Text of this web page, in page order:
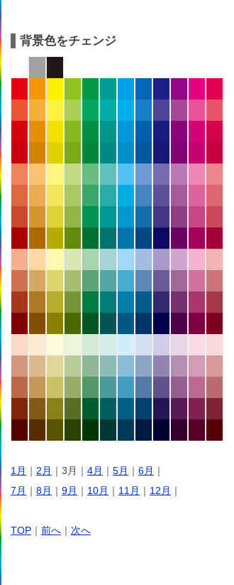
背景色をチェンジ
1月 ｜ 2月 ｜3月｜ 4月 ｜ 5月 ｜ 6月 ｜
7月 ｜ 8月 ｜ 9月 ｜ 10月 ｜ 11月 ｜ 12月 ｜
TOP ｜ 前へ ｜ 次へ